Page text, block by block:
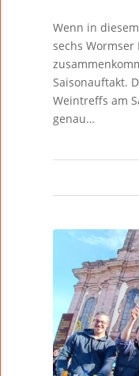
Wenn in
sechs
Saisonauftakt.
Weintreffs am
genau…